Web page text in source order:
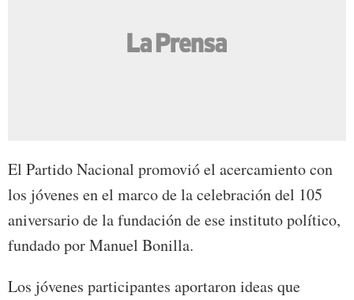
El Partido Nacional promovió el acercamiento con
los jóvenes en el marco de la celebración del 105
aniversario de la fundación de ese instituto político,
fundado por Manuel Bonilla.
Los jóvenes participantes aportaron ideas que